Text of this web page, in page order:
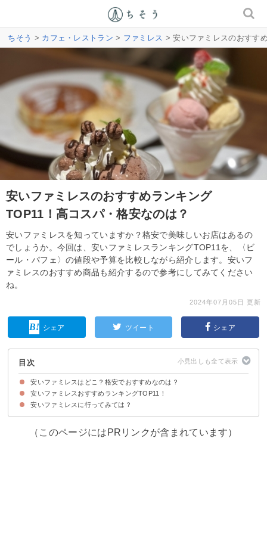
ちそう > カフェ・レストラン > ファミレス > 安いファミレスのおすす
安いファミレスのおすすめランキング
TOP11！高コスパ・格安なのは？
安いファミレスを知っていますか？格安で美味しいお店はあるの
でしょうか。今回は、安いファミレスランキングTOP11を、〈ビ
ール・パフェ〉の値段や予算を比較しながら紹介します。安いフ
ァミレスのおすすめ商品も紹介するので参考にしてみてください
ね。
2024年07月05日 更新
シェア ツイート シェア
目次
安いファミレスはどこ？格安でおすすめなのは？
安いファミレスおすすめランキングTOP11！
11位：ステーキガスト
10位：ロイヤルホスト
9位：ジョナサン
8位：デニーズ
7位：びっくりドンキー
6位：ココス
5位：ジョリーパスタ
4位：バーミヤン
3位：ガスト
2位：ジョイフル
1位：サイゼリヤ
安いファミレスに行ってみては？
（このページにはPRリンクが含まれています）